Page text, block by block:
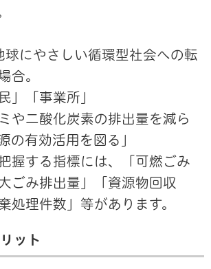
にやさしい循環型社会への転
合。
」「事業所」
や二酸化炭素の排出量を減ら
の有効活用を図る」
握する指標には、「可燃ごみ
ごみ排出量」「資源物回収
処理件数」等があります。
ット